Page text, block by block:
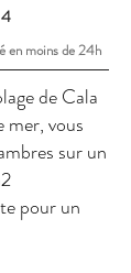
4
en moins de 24h
de Cala
mer, vous
sur un
pour un